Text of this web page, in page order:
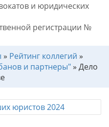
и юридических
регистрации №
» Рейтинг коллегий »
и партнеры"» Дело